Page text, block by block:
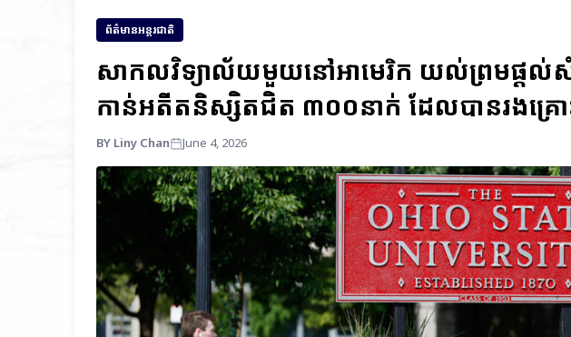
ព័ត៌មានអន្តរជាតិ
សាកលវិទ្យាល័យមួយនៅអាមេរិក យល់ព្រមផ្ត
កាន់អតីតនិស្សិតជិត ៣០០នាក់ ដែលបានរងគ្រោះ
BY Liny Chan June 4, 2026